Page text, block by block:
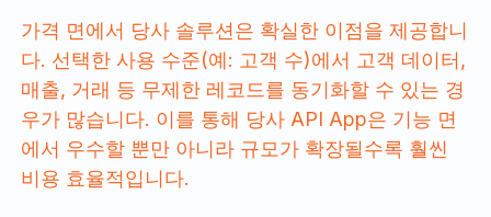
가격 면에서 당사 솔루션은 확실한 이점을 제공합니
다. 선택한 사용 수준(예: 고객 수)에서 고객 데이터,
매출, 거래 등 무제한 레코드를 동기화할 수 있는 경
우가 많습니다. 이를 통해 당사 API App은 기능 면
에서 우수할 뿐만 아니라 규모가 확장될수록 훨씬
비용 효율적입니다.